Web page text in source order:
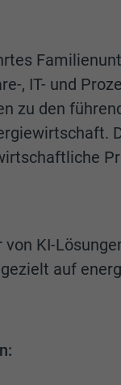
, IT- und
zu den
KI-
auf